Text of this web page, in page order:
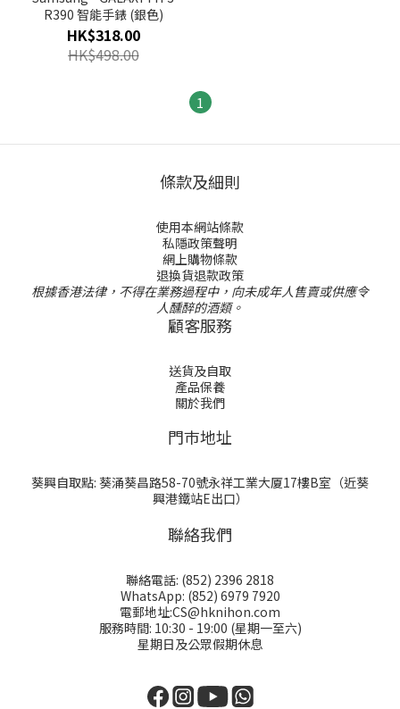
R390 智能手錶 (銀色)
HK$318.00
HK$498.00
1
條款及細則
使用本網站條款
私隱政策聲明
網上購物條款
退換貨退款政策
根據香港法律，不得在業務過程中，向未成年人售賣或供應令
人醺醉的酒類。
顧客服務
送貨及自取
產品保養
關於我們
門巿地址
葵興自取點: 葵涌葵昌路58-70號永祥工業大厦17樓B室（近葵
興港鐵站E出口）
聯絡我們
聯絡電話: (852) 2396 2818
WhatsApp: (852) 6979 7920
電郵地址:CS@hknihon.com
服務時間: 10:30 - 19:00 (星期一至六)
星期日及公眾假期休息